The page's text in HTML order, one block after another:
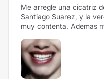
Me arregle una cicatriz
Santiago Suarez, y la
muy contenta. Ademas